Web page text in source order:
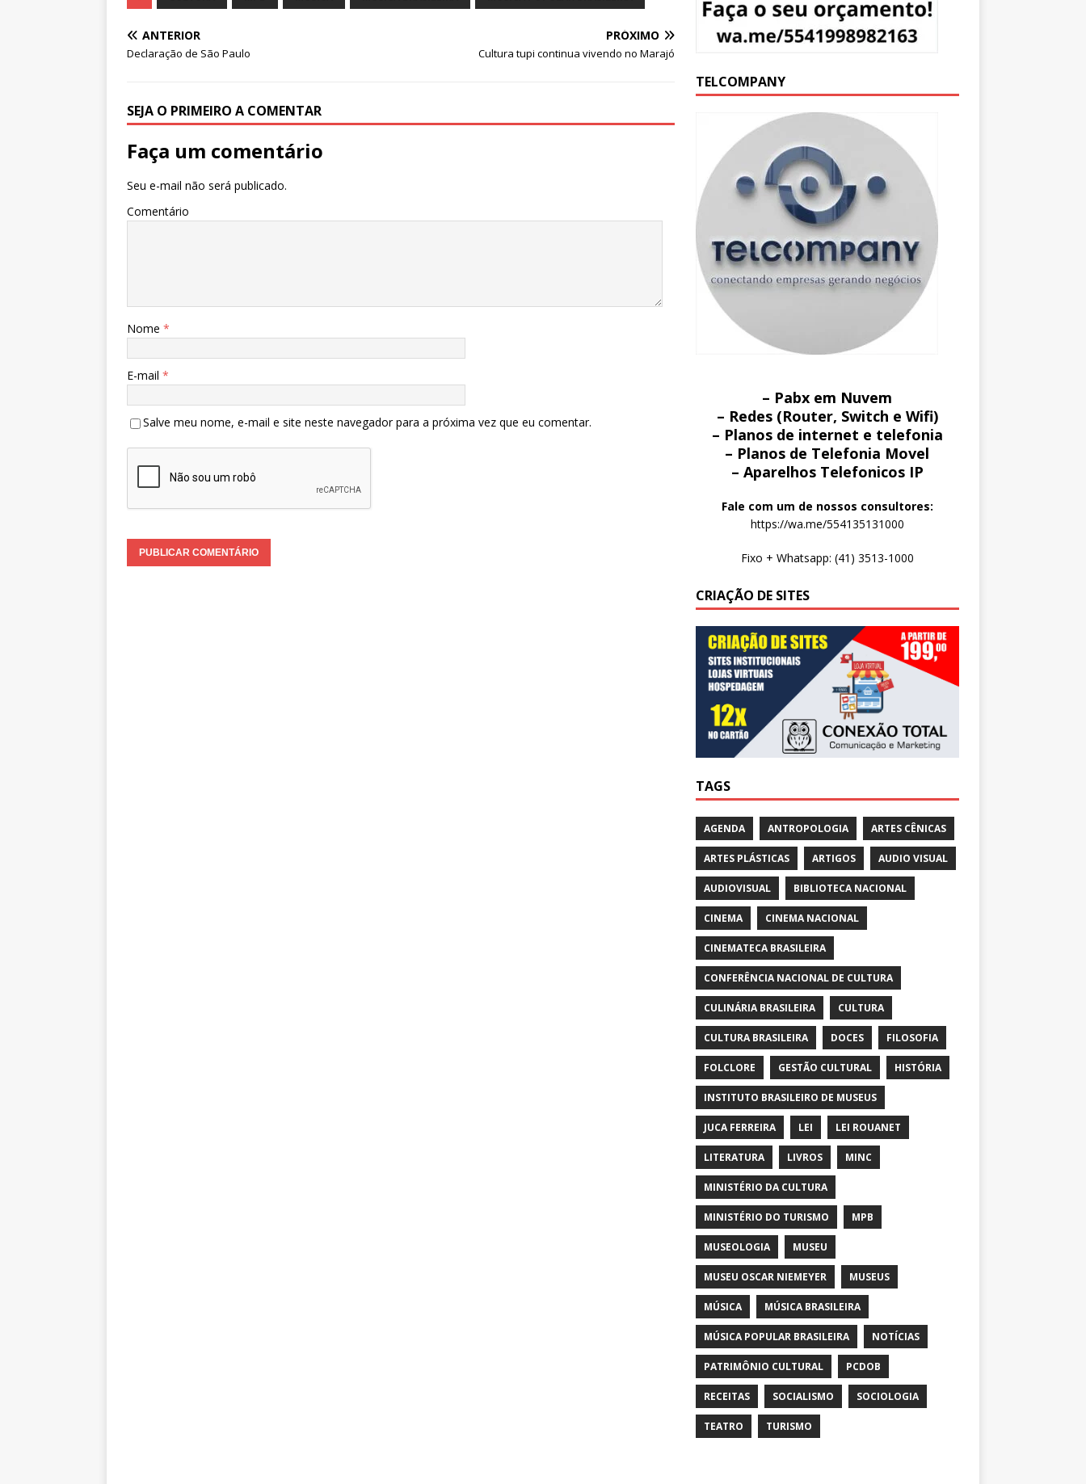
s
A
p
e
b
o
k
dI
ANTERIOR
Declaração de São Paulo
PRÓXIMO
Cultura tupi continua vivendo no Marajó
SEJA O PRIMEIRO A COMENTAR
Faça um comentário
Seu e-mail não será publicado.
Comentário
Nome *
E-mail *
Salve meu nome, e-mail e site neste navegador para a próxima vez que eu comentar.
TELCOMPANY
– Pabx em Nuvem
– Redes (Router, Switch e Wifi)
– Planos de internet e telefonia
– Planos de Telefonia Movel
– Aparelhos Telefonicos IP
Fale com um de nossos consultores:
https://wa.me/554135131000
Fixo + Whatsapp: (41) 3513-1000
CRIAÇÃO DE SITES
TAGS
AGENDA ANTROPOLOGIA ARTES CÊNICAS
ARTES PLÁSTICAS ARTIGOS AUDIO VISUAL
AUDIOVISUAL BIBLIOTECA NACIONAL
CINEMA CINEMA NACIONAL
CINEMATECA BRASILEIRA
CONFERÊNCIA NACIONAL DE CULTURA
CULINÁRIA BRASILEIRA CULTURA
CULTURA BRASILEIRA DOCES FILOSOFIA
FOLCLORE GESTÃO CULTURAL HISTÓRIA
INSTITUTO BRASILEIRO DE MUSEUS
JUCA FERREIRA LEI LEI ROUANET
LITERATURA LIVROS MINC
MINISTÉRIO DA CULTURA
MINISTÉRIO DO TURISMO MPB
MUSEOLOGIA MUSEU
MUSEU OSCAR NIEMEYER MUSEUS
MÚSICA MÚSICA BRASILEIRA
MÚSICA POPULAR BRASILEIRA NOTÍCIAS
PATRIMÔNIO CULTURAL PCDOB
RECEITAS SOCIALISMO SOCIOLOGIA
TEATRO TURISMO